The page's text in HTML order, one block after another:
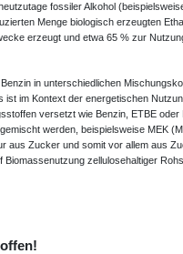
fossiler Alkohol
Menge biologisch erzeugten
erzeugt und etwa 65 % zur
in unterschiedlichen
im Kontext der energetischen
versetzt wie Benzin, ETBE
werden, beispielsweise MEK
aus Zucker und somit vor allem aus
zellulosehaltiger